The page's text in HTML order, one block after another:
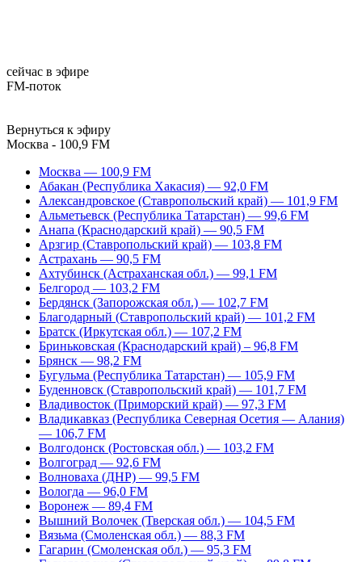
сейчас в эфире
FM-поток
Вернуться к эфиру
Москва - 100,9 FM
Москва — 100,9 FM
Абакан (Республика Хакасия) — 92,0 FM
Александровское (Ставропольский край) — 101,9 FM
Альметьевск (Республика Татарстан) — 99,6 FM
Анапа (Краснодарский край) — 90,5 FM
Арзгир (Ставропольский край) — 103,8 FM
Астрахань — 90,5 FM
Ахтубинск (Астраханская обл.) — 99,1 FM
Белгород — 103,2 FM
Бердянск (Запорожская обл.) — 102,7 FM
Благодарный (Ставропольский край) — 101,2 FM
Братск (Иркутская обл.) — 107,2 FM
Бриньковская (Краснодарский край) – 96,8 FM
Брянск — 98,2 FM
Бугульма (Республика Татарстан) — 105,9 FM
Буденновск (Ставропольский край) — 101,7 FM
Владивосток (Приморский край) — 97,3 FM
Владикавказ (Республика Северная Осетия — Алания)
— 106,7 FM
Волгодонск (Ростовская обл.) — 103,2 FM
Волгоград — 92,6 FM
Волноваха (ДНР) — 99,5 FM
Вологда — 96,0 FM
Воронеж — 89,4 FM
Вышний Волочек (Тверская обл.) — 104,5 FM
Вязьма (Смоленская обл.) — 88,3 FM
Гагарин (Смоленская обл.) — 95,3 FM